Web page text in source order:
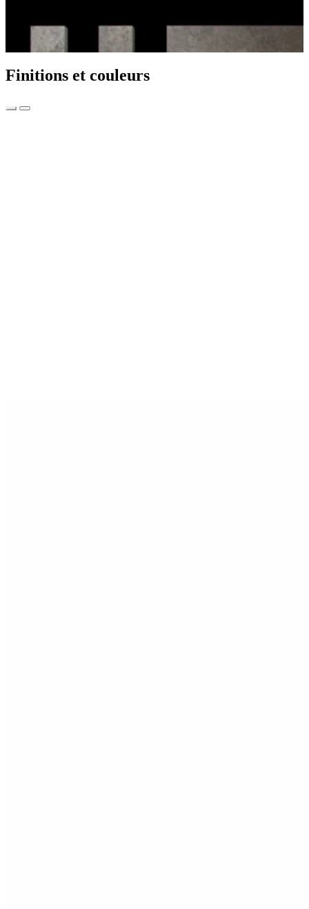
Finitions et couleurs